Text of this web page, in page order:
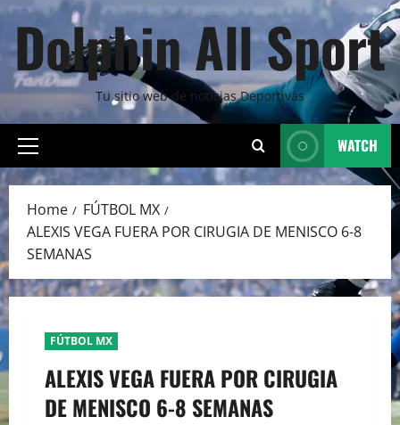
Dolphin All Sport
Tu sitio web de noticias Deportivas
Primary
Menu
WATCH
Home
FÚTBOL MX
ALEXIS VEGA FUERA POR CIRUGIA DE MENISCO 6-8
SEMANAS
FÚTBOL MX
ALEXIS VEGA FUERA POR CIRUGIA
DE MENISCO 6-8 SEMANAS